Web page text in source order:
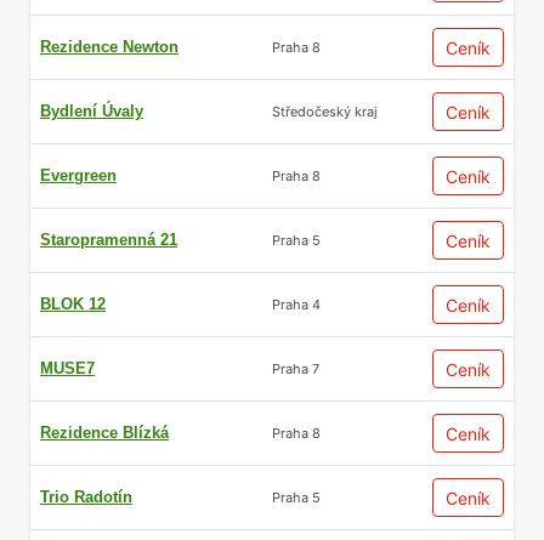
Rezidence Newton Praha 8 Ceník
Bydlení Úvaly Středočeský kraj Ceník
Evergreen Praha 8 Ceník
Staropramenná 21 Praha 5 Ceník
BLOK 12 Praha 4 Ceník
MUSE7 Praha 7 Ceník
Rezidence Blízká Praha 8 Ceník
Trio Radotín Praha 5 Ceník